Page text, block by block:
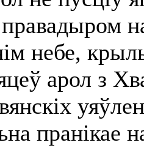
небе,
арол з
пранікае